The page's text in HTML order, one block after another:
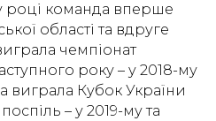
році команда вперше
області та вдруге
чемпіонат
року – у 2018-му
виграла Кубок України
– у 2019-му та